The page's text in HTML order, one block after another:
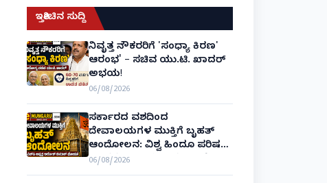
ಇತ್ತೀಚಿನ ಸುದ್ದಿ
ನಿವೃತ್ತ ನೌಕರರಿಗೆ 'ಸಂಧ್ಯಾ ಕಿರಣ'
ಆರಂಭ' – ಸಚಿವ ಯು.ಟಿ. ಖಾದರ್
ಅಭಯ!
06/08/2026
ಸರ್ಕಾರದ ವಶದಿಂದ
ದೇವಾಲಯಗಳ ಮುಕ್ತಿಗೆ ಬೃಹತ್
ಆಂದೋಲನ: ವಿಶ್ವ ಹಿಂದೂ ಪರಿಷತ್
ಅಂತರರಾಷ್ಟ್ರೀಯ ಅಧ್ಯಕ್ಷ ಅಲೋಕ್
ಕುಮಾರ್ ಘೋಷಣೆ!
06/08/2026